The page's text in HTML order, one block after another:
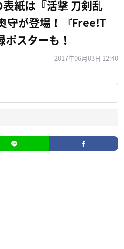
表紙は『活撃 刀剣乱
守が登場！『Free!T
ポスターも！
2017年06月03日 12:40